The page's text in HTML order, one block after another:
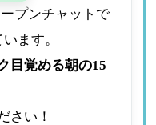
プンチャットで
ます。
目覚める朝の15
さい！